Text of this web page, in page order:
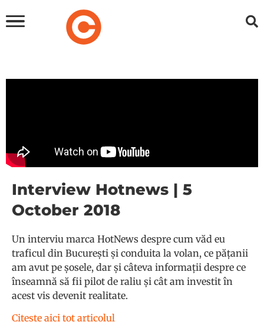
Interview Hotnews | 5
October 2018
Un interviu marca HotNews despre cum văd eu
traficul din București și conduita la volan, ce pățanii
am avut pe șosele, dar și câteva informații despre ce
înseamnă să fii pilot de raliu și cât am investit în
acest vis devenit realitate.
Citește aici tot articolul